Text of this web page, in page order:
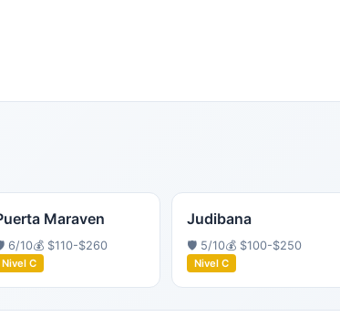
Maraven
6/10💰 $110-$260
Nivel C
Judibana
🛡️ 5/10💰 $100-$250
Nivel C